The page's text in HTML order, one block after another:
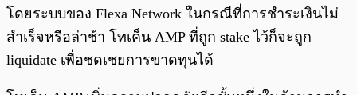
โดยระบบของ Flexa Network ในกรณีที่การชำระเงินไม่
สำเร็จหรือล่าช้า โทเค็น AMP ที่ถูก stake ไว้ก็จะถูก
liquidate เพื่อชดเชยการขาดทุนได้